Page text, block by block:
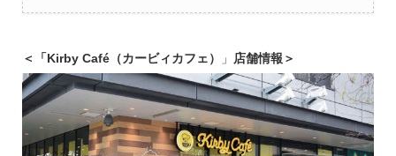
＜「Kirby Café（カービィカフェ） 」 店舗情報＞